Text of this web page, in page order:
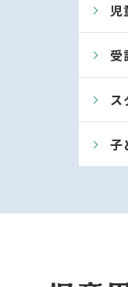
児
受
ス
子